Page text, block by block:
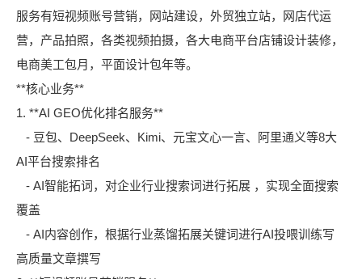
服务有短视频账号营销，网站建设，外贸独立站，网店代运
营，产品拍照，各类视频拍摄，各大电商平台店铺设计装修，
电商美工包月，平面设计包年等。
**核心业务**
1. **AI GEO优化排名服务**
- 豆包、DeepSeek、Kimi、元宝文心一言、阿里通义等8大
AI平台搜索排名
- AI智能拓词 ， 对企业行业搜索词进行拓展 ，实现全面搜索
覆盖
- AI内容创作，根据行业蒸馏拓展关键词进行AI投喂训练写
高质量文章撰写